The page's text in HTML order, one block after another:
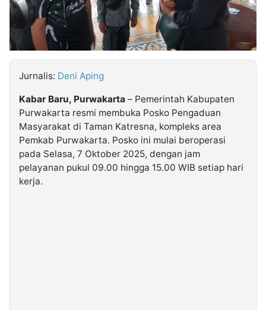
Follow
Kabarbaru
Jurnalis: Deni Aping
Kabar Baru, Purwakarta – Pemerintah Kabupaten
Purwakarta resmi membuka Posko Pengaduan
Masyarakat di Taman Katresna, kompleks area
Pemkab Purwakarta. Posko ini mulai beroperasi
pada Selasa, 7 Oktober 2025, dengan jam
pelayanan pukul 09.00 hingga 15.00 WIB setiap hari
kerja.